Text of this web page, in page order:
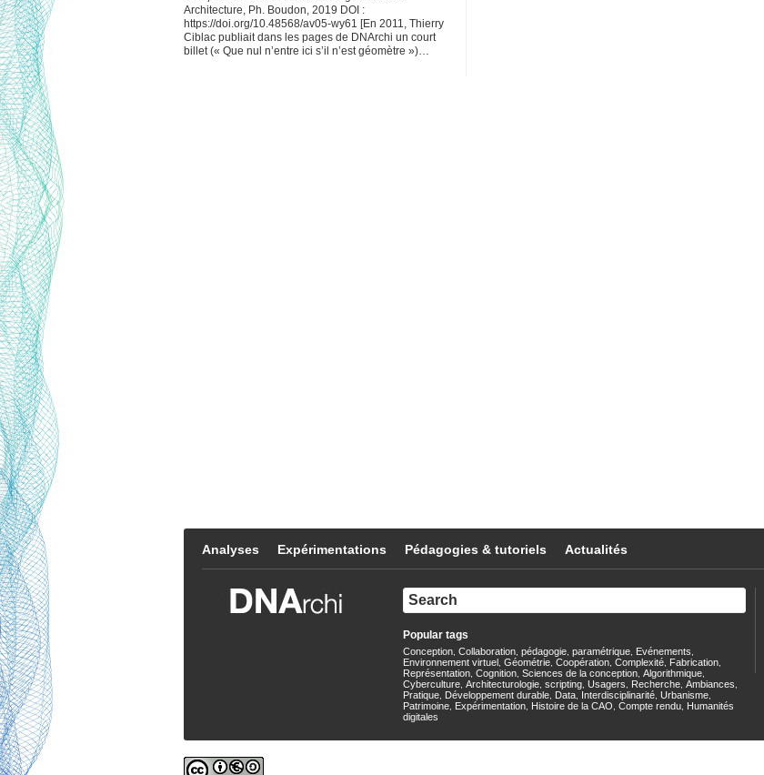
Architecture, Ph. Boudon, 2019 DOI :
https://doi.org/10.48568/av05-wy61 [En 2011, Thierry
Ciblac publiait dans les pages de DNArchi un court
billet (« Que nul n’entre ici s’il n’est géomètre »)…
Analyses Expérimentations Pédagogies & tutoriels Actualités
Popular tags
Conception Collaboration pédagogie paramétrique Evénements
Environnement virtuel Géométrie Coopération Complexité Fabrication
Représentation Cognition Sciences de la conception Algorithmique
Cyberculture Architecturologie scripting Usagers Recherche Ambiances
Pratique Développement durable Data Interdisciplinarité Urbanisme
Patrimoine Expérimentation Histoire de la CAO Compte rendu Humanités
digitales